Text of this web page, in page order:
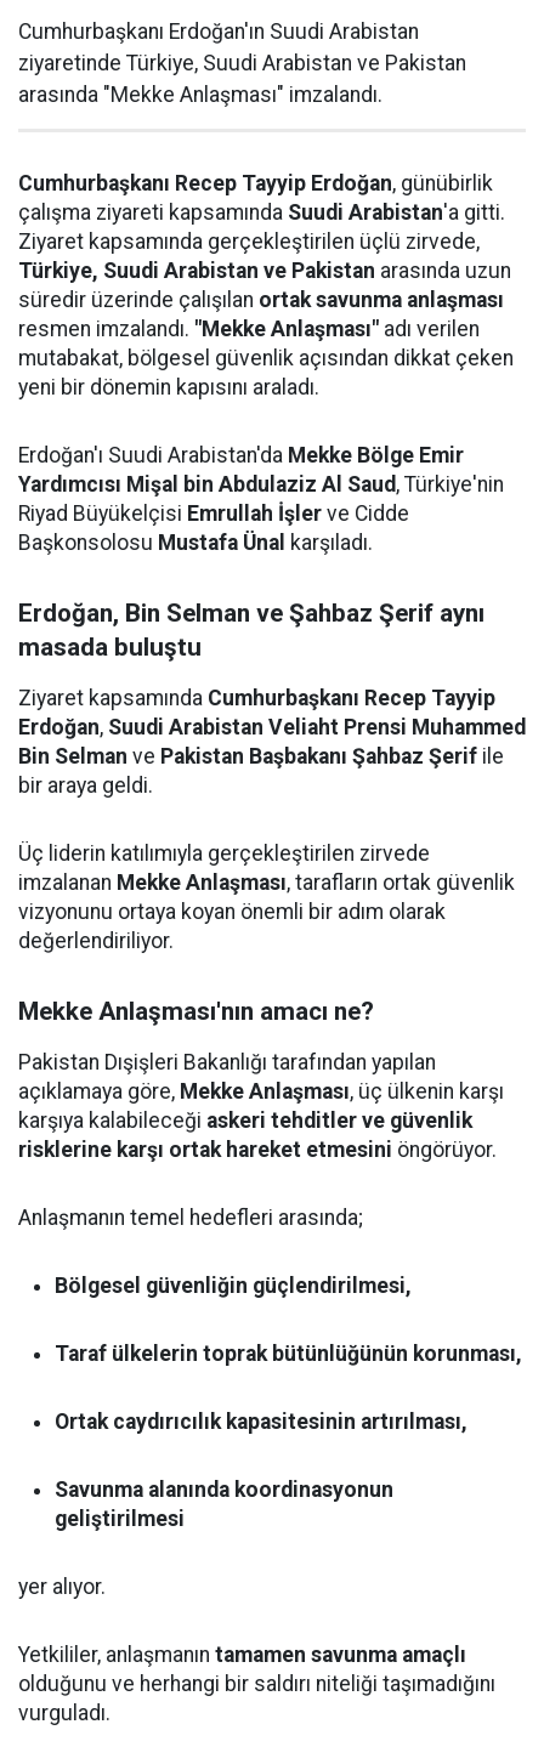
Cumhurbaşkanı Erdoğan'ın Suudi Arabistan
ziyaretinde Türkiye, Suudi Arabistan ve Pakistan
arasında "Mekke Anlaşması" imzalandı.
Cumhurbaşkanı Recep Tayyip Erdoğan, günübirlik
çalışma ziyareti kapsamında Suudi Arabistan'a gitti.
Ziyaret kapsamında gerçekleştirilen üçlü zirvede,
Türkiye, Suudi Arabistan ve Pakistan arasında uzun
süredir üzerinde çalışılan ortak savunma anlaşması
resmen imzalandı. "Mekke Anlaşması" adı verilen
mutabakat, bölgesel güvenlik açısından dikkat çeken
yeni bir dönemin kapısını araladı.
Erdoğan'ı Suudi Arabistan'da Mekke Bölge Emir
Yardımcısı Mişal bin Abdulaziz Al Saud , Türkiye'nin
Riyad Büyükelçisi Emrullah İşler ve Cidde
Başkonsolosu Mustafa Ünal karşıladı.
Erdoğan, Bin Selman ve Şahbaz Şerif aynı
masada buluştu
Ziyaret kapsamında Cumhurbaşkanı Recep Tayyip
Erdoğan, Suudi Arabistan Veliaht Prensi Muhammed
Bin Selman ve Pakistan Başbakanı Şahbaz Şerif ile
bir araya geldi.
Üç liderin katılımıyla gerçekleştirilen zirvede
imzalanan Mekke Anlaşması, tarafların ortak güvenlik
vizyonunu ortaya koyan önemli bir adım olarak
değerlendiriliyor.
Mekke Anlaşması'nın amacı ne?
Pakistan Dışişleri Bakanlığı tarafından yapılan
açıklamaya göre, Mekke Anlaşması, üç ülkenin karşı
karşıya kalabileceği askeri tehditler ve güvenlik
risklerine karşı ortak hareket etmesini öngörüyor.
Anlaşmanın temel hedefleri arasında;
Bölgesel güvenliğin güçlendirilmesi,
Taraf ülkelerin toprak bütünlüğünün korunması,
Ortak caydırıcılık kapasitesinin artırılması,
Savunma alanında koordinasyonun
geliştirilmesi
yer alıyor.
Yetkililer, anlaşmanın tamamen savunma amaçlı
olduğunu ve herhangi bir saldırı niteliği taşımadığını
vurguladı.